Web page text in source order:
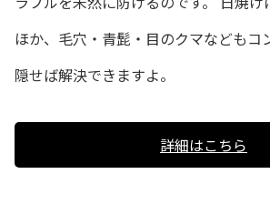
ほか、毛穴・青髭・目のクマなどもコ
隠せば解決できますよ。
詳細はこちら